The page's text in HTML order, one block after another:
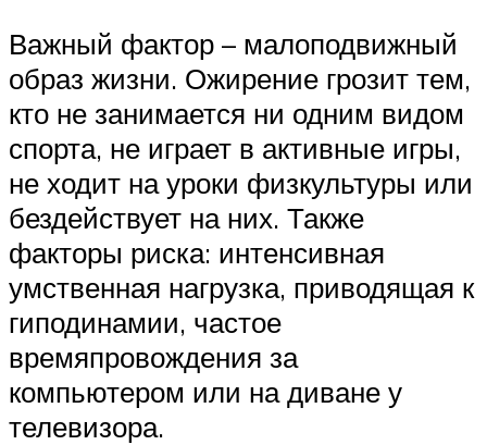
Важный фактор – малоподвижный
образ жизни. Ожирение грозит тем,
кто не занимается ни одним видом
спорта, не играет в активные игры,
не ходит на уроки физкультуры или
бездействует на них. Также
факторы риска: интенсивная
умственная нагрузка, приводящая к
гиподинамии, частое
времяпровождения за
компьютером или на диване у
телевизора.